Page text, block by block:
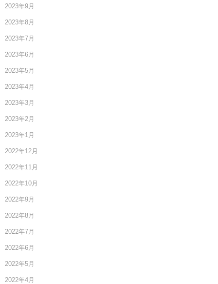
2023年9月
2023年8月
2023年7月
2023年6月
2023年5月
2023年4月
2023年3月
2023年2月
2023年1月
2022年12月
2022年11月
2022年10月
2022年9月
2022年8月
2022年7月
2022年6月
2022年5月
2022年4月